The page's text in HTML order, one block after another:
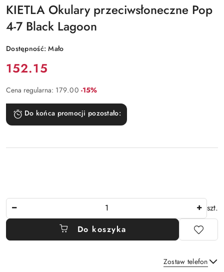
KIETLA Okulary przeciwsłoneczne Pop
4-7 Black Lagoon
Dostępność:Mało
Cena:
152.15
Cena regularna: 179.00 Rabat:
-15%
Do końca promocji pozostało:
szt.
Do koszyka
Zostaw telefon